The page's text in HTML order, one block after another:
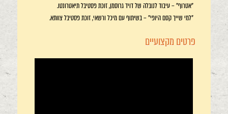
"אטרוף" – עיבוד לנובלה של דויד גרוסמן, זוכת פסטיבל תיאטרונטו.
"למי שייך קסם היופי" – בשיתוף עם מיכל ורשאי, זוכת פסטיבל צוותא.
פרטים מקצועיים